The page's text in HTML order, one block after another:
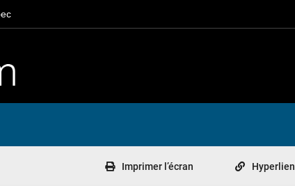
Imprimer l’écran Hyperlien